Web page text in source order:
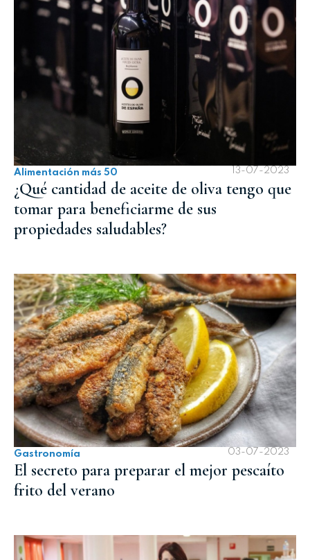
Alimentación más 50 13-07-2023
¿Qué cantidad de aceite de oliva tengo que
tomar para beneficiarme de sus
propiedades saludables?
Gastronomía 03-07-2023
El secreto para preparar el mejor pescaíto
frito del verano